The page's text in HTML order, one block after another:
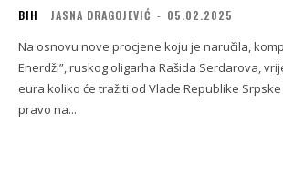
BIH JASNA DRAGOJEVIĆ - 05.02.2025
Na osnovu nove procjene koju je naručila,
Enerdži”, ruskog oligarha Rašida Serdarova,
eura koliko će tražiti od Vlade Republike
pravo na...